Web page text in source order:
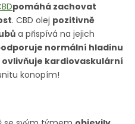
pomáhá zachovat
. CBD olej pozitivně
a přispívá na jejich
normální hladinu
ovlivňuje kardiovaskulární
konopím!